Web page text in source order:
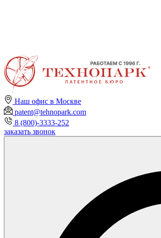
Наш офис в Москве
patent@tehnopark.com
8 (800)-3333-252
заказать звонок